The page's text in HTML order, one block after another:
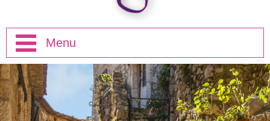
Menu
Accueil
Excursions d'une Demi-journée